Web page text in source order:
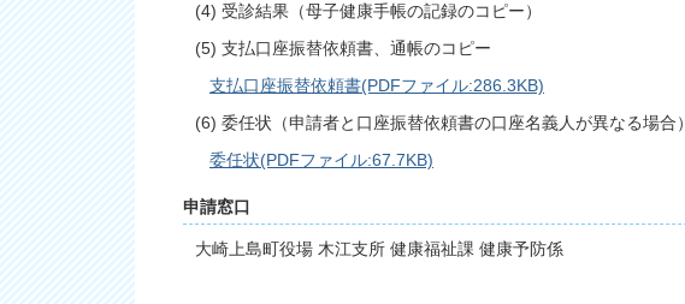
(4) 受診結果（母子健康手帳の記録のコピー）
(5) 支払口座振替依頼書、通帳のコピー
支払口座振替依頼書(PDFファイル:286.3KB)
(6) 委任状（申請者と口座振替依頼書の口座名義人が異なる場合）
委任状(PDFファイル:67.7KB)
申請窓口
大崎上島町役場 木江支所 健康福祉課 健康予防係